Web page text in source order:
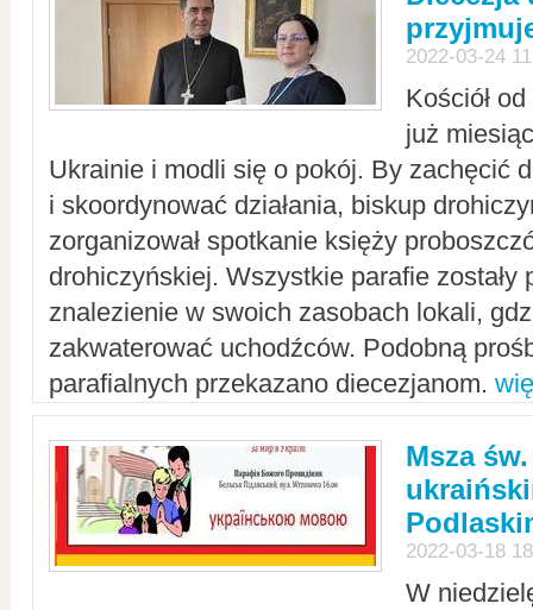
2022-03-24
Kościół
już
Ukrainie i modli się o pokój. By zachęcić
i skoordynować działania, biskup
zorganizował spotkanie księży
drohiczyńskiej. Wszystkie parafie zostały
znalezienie w swoich zasobach lokali,
zakwaterować uchodźców. Podobną
parafialnych przekazano diecezjanom.
Msza
2022-03-18
W